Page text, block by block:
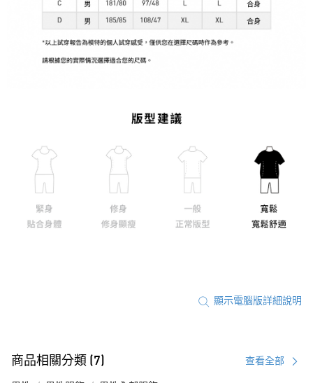
顯示電腦版詳細說明
商品相關分類 (7) 查看全部